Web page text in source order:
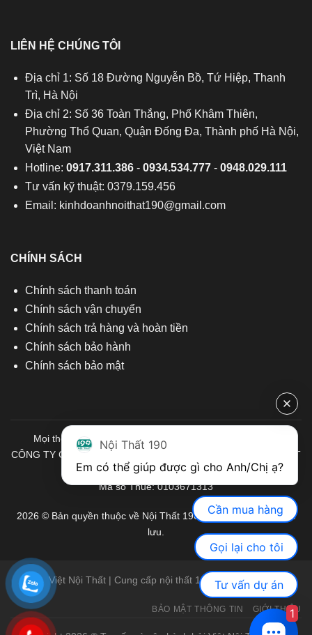
LIÊN HỆ CHÚNG TÔI
Địa chỉ 1: Số 18 Đường Nguyễn Bồ, Tứ Hiệp, Thanh
Trì, Hà Nội
Địa chỉ 2: Số 36 Toàn Thắng, Phố Khâm Thiên,
Phường Thổ Quan, Quận Đống Đa, Thành phố Hà Nội,
Việt Nam
Hotline: 0917.311.386- 0934.534.777- 0948.029.111
Tư vấn kỹ thuật: 0379.159.456
Email: kinhdoanhnoithat190@gmail.com
CHÍNH SÁCH
Chính sách thanh toán
Chính sách vận chuyển
Chính sách trả hàng và hoàn tiền
Chính sách bảo hành
Chính sách bảo mật
Mọi thông tin quý khách hàng vui lòng liên hệ chúng tôi:
CÔNG TY CỔ PHẦN ĐẦU TƯ THƯƠNG MẠI VÀ SẢN XUẤT VIỆT
NỘI THẤT
Mã số Thuế: 0103671313
2026 © Bản quyền thuộc về Nội Thất 190. Mọi quyền được bảo
lưu.
Việt Nội Thất | Cung cấp nội thất 190 chính hãng
BẢO MẬT THÔNG TIN GIỚI THIỆU
Nội Thất 190
Cần mua hàng
Gọi lại cho tôi
Tư vấn dự án
1